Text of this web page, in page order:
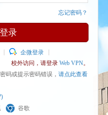
忘记密码？
录
企微登录
校外访问，请登录 Web VPN。
码或提示密码错误， 请点此查看
谷歌